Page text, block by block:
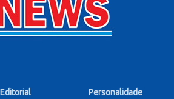
Editorial
Personalidade